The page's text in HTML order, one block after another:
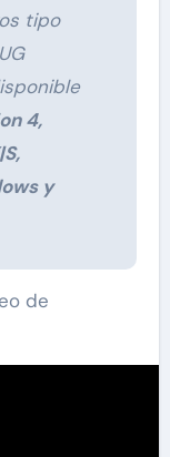
tipo
4,
y
de